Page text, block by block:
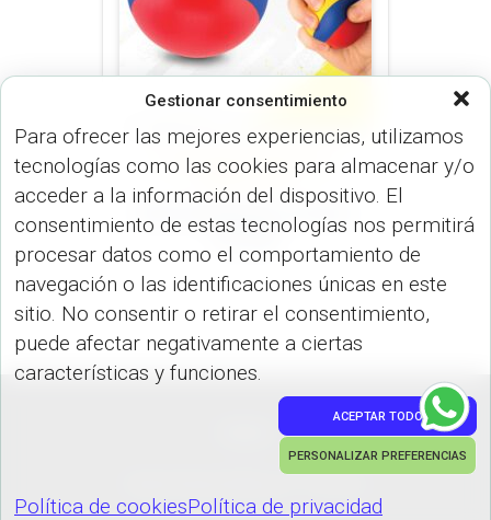
Gestionar consentimiento
Para ofrecer las mejores experiencias, utilizamos
tecnologías como las cookies para almacenar y/o
acceder a la información del dispositivo. El
consentimiento de estas tecnologías nos permitirá
procesar datos como el comportamiento de
navegación o las identificaciones únicas en este
sitio. No consentir o retirar el consentimiento,
puede afectar negativamente a ciertas
características y funciones.
ACEPTAR TODO
PERSONALIZAR PREFERENCIAS
Política de cookiesPolítica de privacidad
ANTIESTRÉS (VARIEDADES)
Bola Antiestrés Tricolor